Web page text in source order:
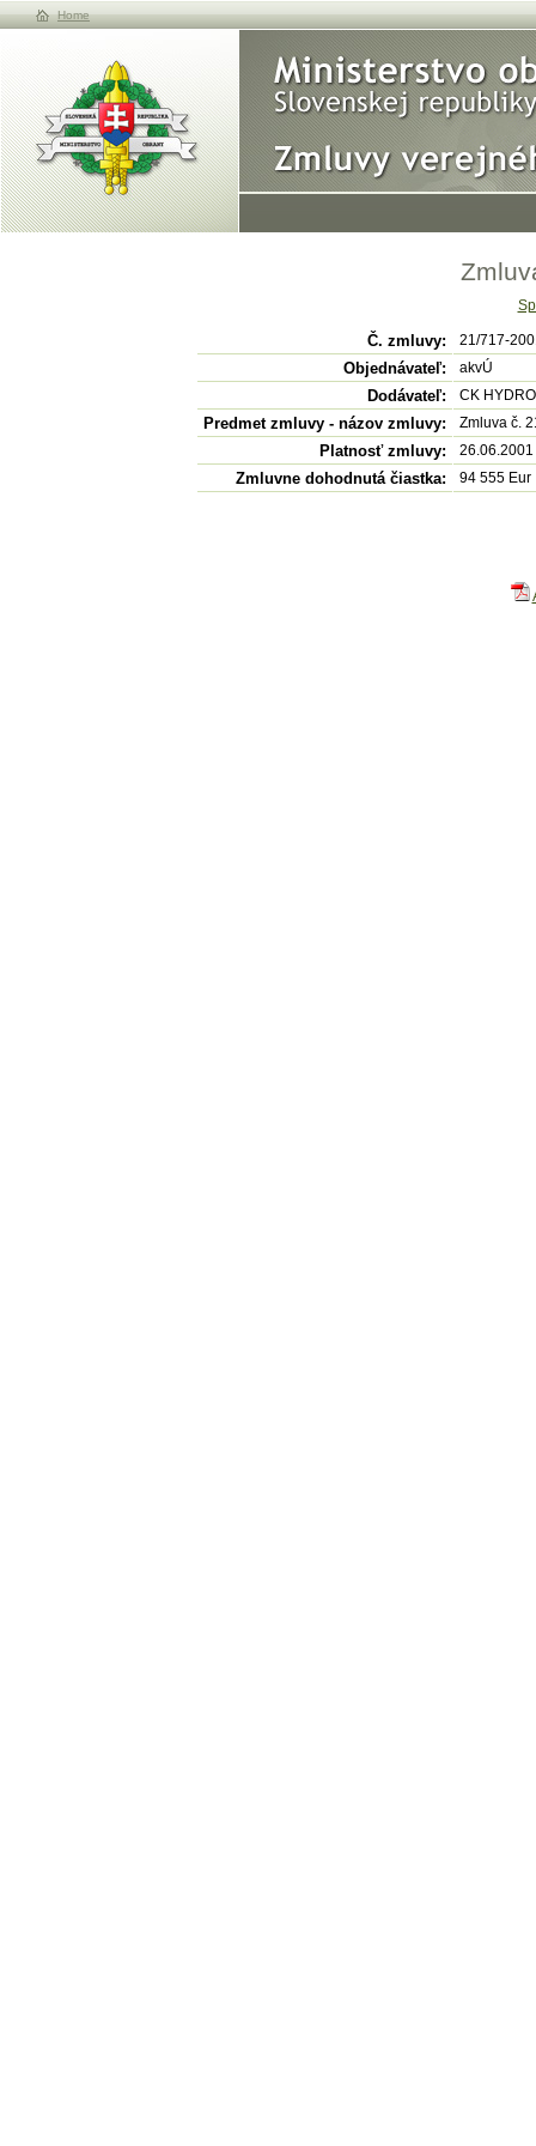
Home
Č. zmluvy: 21/717-
Objednávateľ: akvÚ
Dodávateľ: CK
Predmet zmluvy - názov zmluvy: Zmluva č.
Platnosť zmluvy:
Zmluvne dohodnutá čiastka: 94 555 Eur